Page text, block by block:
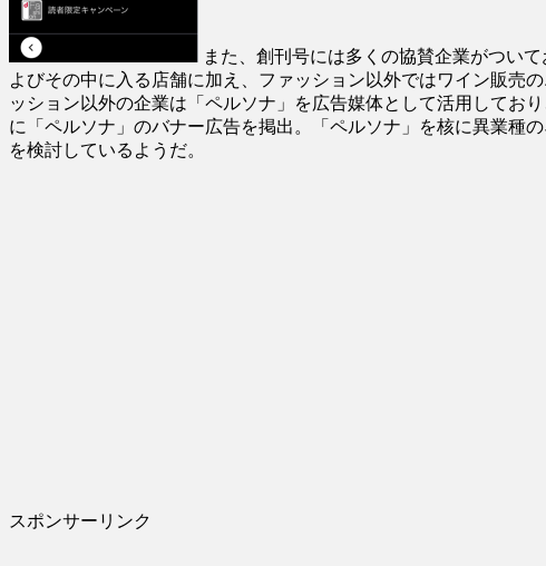
また、創刊号には多くの協賛企業がつい
よびその中に入る店舗に加え、ファッション以外ではワイン販売
ッション以外の企業は「ペルソナ」を広告媒体として活用してお
に「ペルソナ」のバナー広告を掲出。「ペルソナ」を核に異業種
を検討しているようだ。
スポンサーリンク